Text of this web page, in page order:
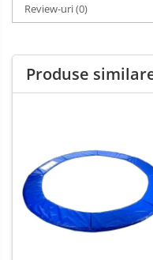
Review-uri(0)
Produse